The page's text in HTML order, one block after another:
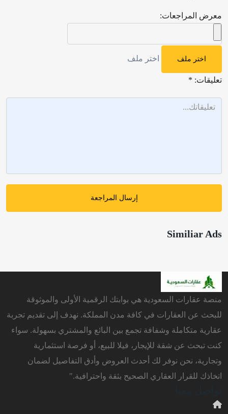
معرض المراجعات:
اختر ملف اختر ملف
تعليقات: *
إرسال المراجعة
Similiar Ads
منصة عقارات السعودية هي بوابتك الرقمية الأولى والموثوقة
للبحث عن العقارات في كافة مدن المملكة. نهدف إلى تقديم تجربة
عقارية متكاملة وشفافة تجمع بين البائع والمشتري بسهولة. سواء
كنت تبحث عن شقة للإيجار، فيلا للبيع، أو فرصة استثمارية
وتجارية، نحن نوفر لك أحدث العروض وأدق التفاصيل لضمان
اتخاذك للقرار العقاري الصحيح بثقة واحترافية."